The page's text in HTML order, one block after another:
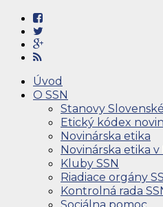
Úvod
O SSN
Stanovy
Etický kódex
Novinárska etika
Novinárska etika
Kluby SSN
Riadiace orgány
Kontrolná rada